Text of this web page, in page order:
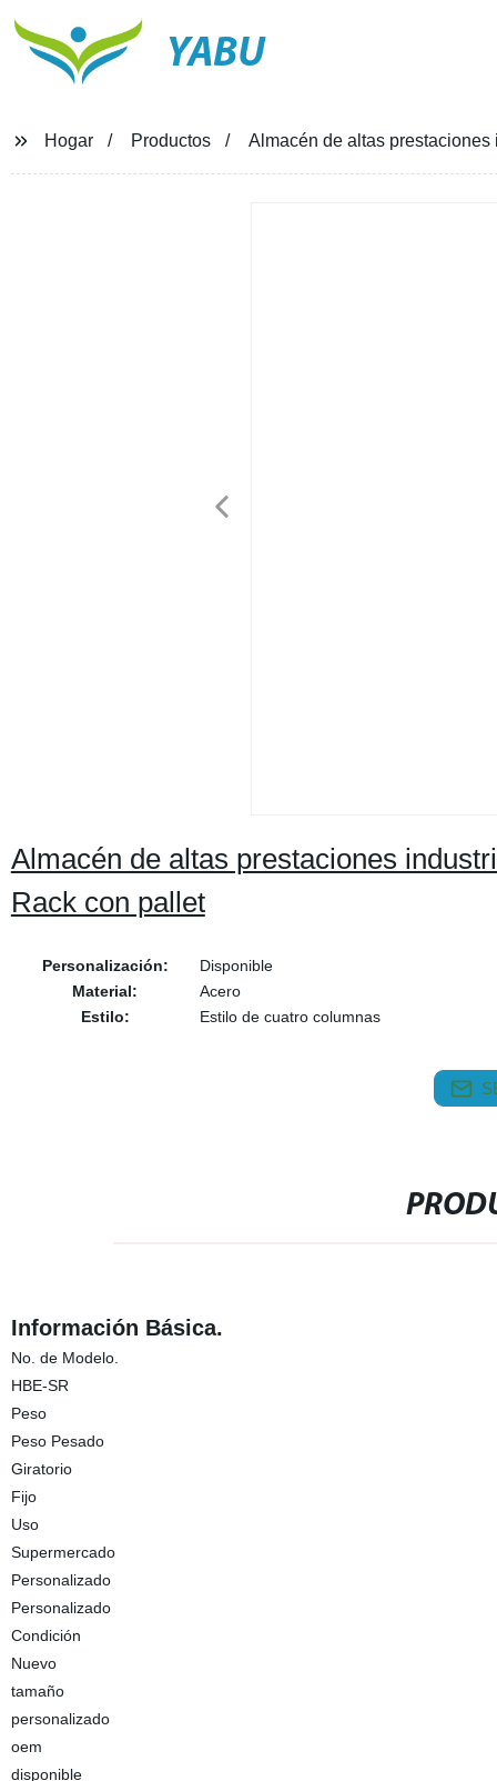
YABU
Hogar Productos Almacén de altas
Almacén de altas prestaciones
Rack con pallet
Personalización:
Disponible
Material:
Acero
Estilo:
Estilo de cuatro columnas
Información Básica.
No. de Modelo.
HBE-SR
Peso
Peso Pesado
Giratorio
Fijo
Uso
Supermercado
Personalizado
Personalizado
Condición
Nuevo
tamaño
personalizado
oem
disponible